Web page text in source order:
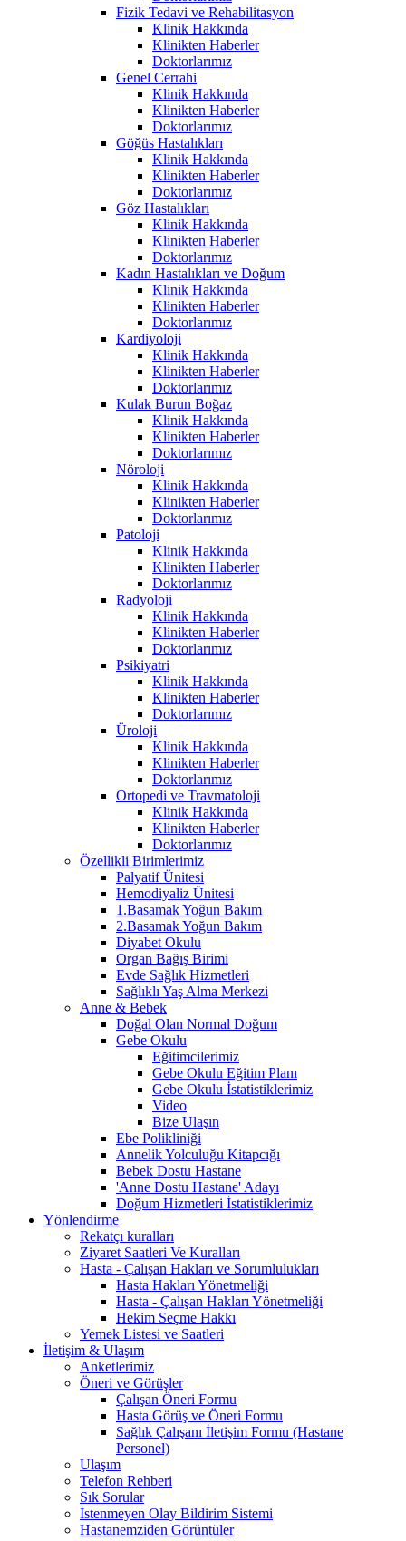
Fizik Tedavi ve Rehabilitasyon
Klinik Hakkında
Klinikten Haberler
Doktorlarımız
Genel Cerrahi
Klinik Hakkında
Klinikten Haberler
Doktorlarımız
Göğüs Hastalıkları
Klinik Hakkında
Klinikten Haberler
Doktorlarımız
Göz Hastalıkları
Klinik Hakkında
Klinikten Haberler
Doktorlarımız
Kadın Hastalıkları ve Doğum
Klinik Hakkında
Klinikten Haberler
Doktorlarımız
Kardiyoloji
Klinik Hakkında
Klinikten Haberler
Doktorlarımız
Kulak Burun Boğaz
Klinik Hakkında
Klinikten Haberler
Doktorlarımız
Nöroloji
Klinik Hakkında
Klinikten Haberler
Doktorlarımız
Patoloji
Klinik Hakkında
Klinikten Haberler
Doktorlarımız
Radyoloji
Klinik Hakkında
Klinikten Haberler
Doktorlarımız
Psikiyatri
Klinik Hakkında
Klinikten Haberler
Doktorlarımız
Üroloji
Klinik Hakkında
Klinikten Haberler
Doktorlarımız
Ortopedi ve Travmatoloji
Klinik Hakkında
Klinikten Haberler
Doktorlarımız
Özellikli Birimlerimiz
Palyatif Ünitesi
Hemodiyaliz Ünitesi
1.Basamak Yoğun Bakım
2.Basamak Yoğun Bakım
Diyabet Okulu
Organ Bağış Birimi
Evde Sağlık Hizmetleri
Sağlıklı Yaş Alma Merkezi
Anne & Bebek
Doğal Olan Normal Doğum
Gebe Okulu
Eğitimcilerimiz
Gebe Okulu Eğitim Planı
Gebe Okulu İstatistiklerimiz
Video
Bize Ulaşın
Ebe Polikliniği
Annelik Yolculuğu Kitapcığı
Bebek Dostu Hastane
'Anne Dostu Hastane' Adayı
Doğum Hizmetleri İstatistiklerimiz
Yönlendirme
Rekatçı kuralları
Ziyaret Saatleri Ve Kuralları
Hasta - Çalışan Hakları ve Sorumlulukları
Hasta Hakları Yönetmeliği
Hasta - Çalışan Hakları Yönetmeliği
Hekim Seçme Hakkı
Yemek Listesi ve Saatleri
İletişim & Ulaşım
Anketlerimiz
Öneri ve Görüşler
Çalışan Öneri Formu
Hasta Görüş ve Öneri Formu
Sağlık Çalışanı İletişim Formu (Hastane
Personel)
Ulaşım
Telefon Rehberi
Sık Sorular
İstenmeyen Olay Bildirim Sistemi
Hastanemziden Görüntüler